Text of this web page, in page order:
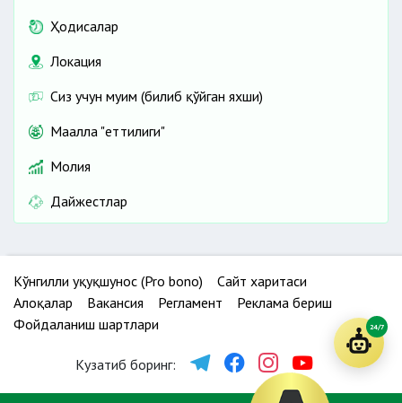
Ҳодисалар
Локация
Сиз учун муҳим (билиб қўйган яхши)
Маҳалла "еттилиги"
Молия
Дайжестлар
Кўнгилли ҳуқуқшунос (Pro bono)
Сайт харитаси
Алоқалар
Вакансия Регламент
Реклама бериш
Фойдаланиш шартлари
Кузатиб боринг:
24/7